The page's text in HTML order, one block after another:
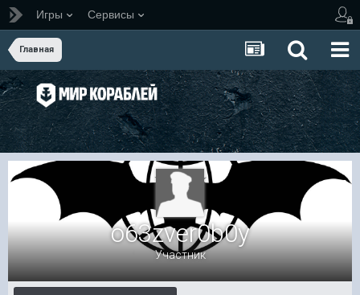
Игры Сервисы
Главная
o63zver0b0y
Участник